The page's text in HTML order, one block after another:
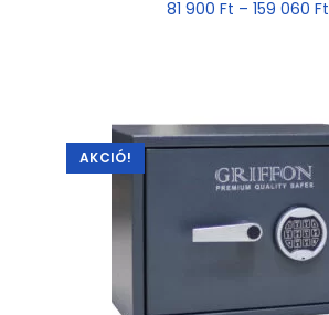
81 900 Ft – 159 060 Ft
AKCIÓ!